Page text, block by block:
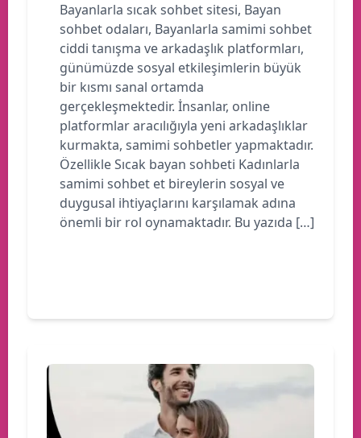
Bayanlarla sıcak sohbet sitesi, Bayan
sohbet odaları, Bayanlarla samimi sohbet
ciddi tanışma ve arkadaşlık platformları,
günümüzde sosyal etkileşimlerin büyük
bir kısmı sanal ortamda
gerçekleşmektedir. İnsanlar, online
platformlar aracılığıyla yeni arkadaşlıklar
kurmakta, samimi sohbetler yapmaktadır.
Özellikle Sıcak bayan sohbeti Kadınlarla
samimi sohbet et bireylerin sosyal ve
duygusal ihtiyaçlarını karşılamak adına
önemli bir rol oynamaktadır. Bu yazıda […]